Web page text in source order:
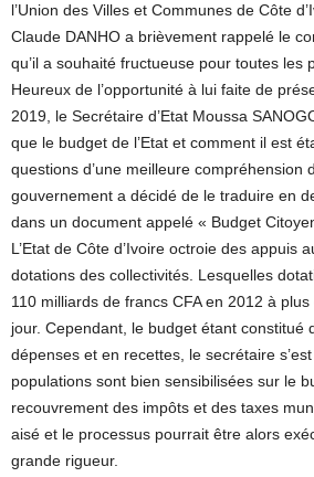
l’Union des Villes et Communes de Côte
Claude DANHO a brièvement rappelé le
qu’il a souhaité fructueuse pour toutes les
Heureux de l’opportunité à lui faite de
2019, le Secrétaire d’Etat Moussa
que le budget de l’Etat et comment il est
questions d’une meilleure compréhension
gouvernement a décidé de le traduire en
dans un document appelé « Budget
L’Etat de Côte d’Ivoire octroie des appuis
dotations des collectivités. Lesquelles
110 milliards de francs CFA en 2012 à
jour. Cependant, le budget étant constitué
dépenses et en recettes, le secrétaire
populations sont bien sensibilisées sur le
recouvrement des impôts et des taxes
aisé et le processus pourrait être alors
grande rigueur.